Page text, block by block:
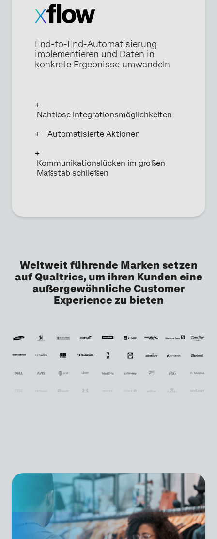
End-to-End-Automatisierung
implementieren und Daten in
konkrete Ergebnisse umwandeln
Nahtlose Integrationsmöglichkeiten
Automatisierte Aktionen
Kommunikationslücken im großen
Maßstab schließen
Weltweit führende Marken setzen
auf Qualtrics, um ihren Kunden eine
außergewöhnliche Customer
Experience zu bieten